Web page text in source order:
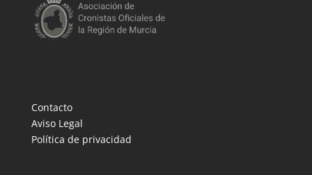
Contacto
Aviso Legal
Política de privacidad